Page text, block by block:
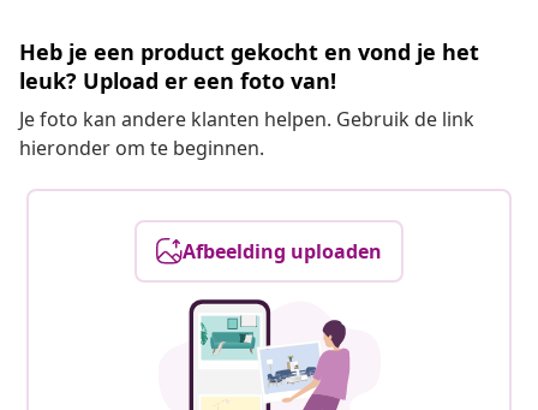
Heb je een product gekocht en vond je het
leuk? Upload er een foto van!
Je foto kan andere klanten helpen. Gebruik de link
hieronder om te beginnen.
Afbeelding uploaden